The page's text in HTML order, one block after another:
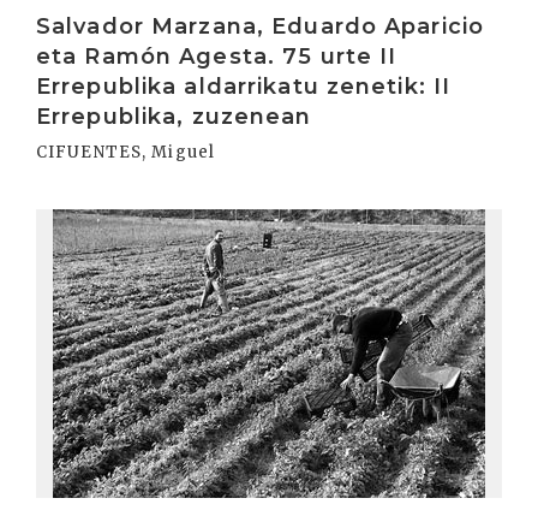
Salvador Marzana, Eduardo Aparicio
eta Ramón Agesta. 75 urte II
Errepublika aldarrikatu zenetik: II
Errepublika, zuzenean
CIFUENTES, Miguel
Irakurri